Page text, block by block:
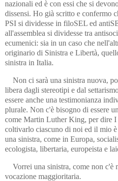
nazionali ed è con essi che si
dissensi. Ho già scritto e confermo
PSI si dividesse in filoSEL ed
all'assemblea si dividesse tra
ecumenici: sia in un caso che
originario di Sinistra e Libertà,
sinistra in Italia.
Non ci sarà una sinistra nuova,
libera dagli stereotipi e dal
essere anche una testimonianza
plurale. Non c'è bisogno di essere
come Martin Luther King, per dire I
coltivarlo ciascuno di noi ed il mio
una sinistra, come in Europa,
ecologista, libertaria, europeista e
Vorrei una sinistra, come non c'è
vocazione maggioritaria.